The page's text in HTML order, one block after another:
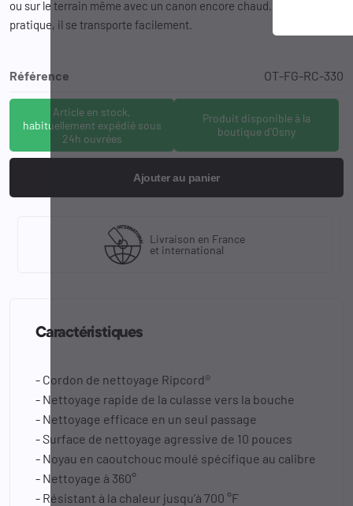
ou sur le terrain même avec un canon encore chaud. Compact et
pratique, il se transporte facilement.
Référence OT-FG-RC-330
Article en stock,
habituellement expédié sous
24h ouvrées
Produit disponible à la
boutique d'Osny
Ajouter au panier
Livraison en France
et international
Caractéristiques
- Cordon de nettoyage Ripcord®
- Nettoyage rapide de la culasse vers la bouche
- Nettoyage efficace en un seul passage
- Surface de nettoyage agressive de 10 pouces
- Noyau en caoutchouc moulé spécifique au calibre
- Nettoyage à 360°
- Résistant à la chaleur jusqu’à 700 °F